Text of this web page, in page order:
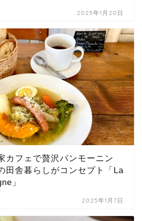
2025年1月20日
カフェで贅沢パンモーニン
田舎暮らしがコンセプト「La
」
2025年1月7日